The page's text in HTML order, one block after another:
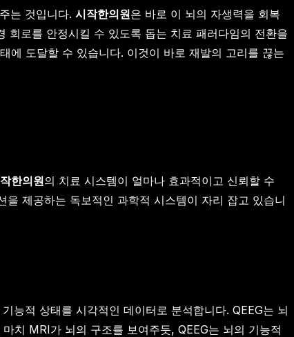
는 것입니다. 시작한의원은 바로 이 뇌의 자생력을 회복
회로를 안정시킬 수 있도록 돕는 치료 패러다임의 전환을
에 도달할 수 있습니다. 이것이 바로 재발의 고리를 끊는
한의원의 치료 시스템이 얼마나 효과적이고 신뢰할 수
제공하는 독보적인 과학적 시스템이 자리 잡고 있습니
능적 상태를 시각적인 데이터로 분석합니다. QEEG는 뇌
치 MRI가 뇌의 구조를 보여주듯, QEEG는 뇌의 기능적